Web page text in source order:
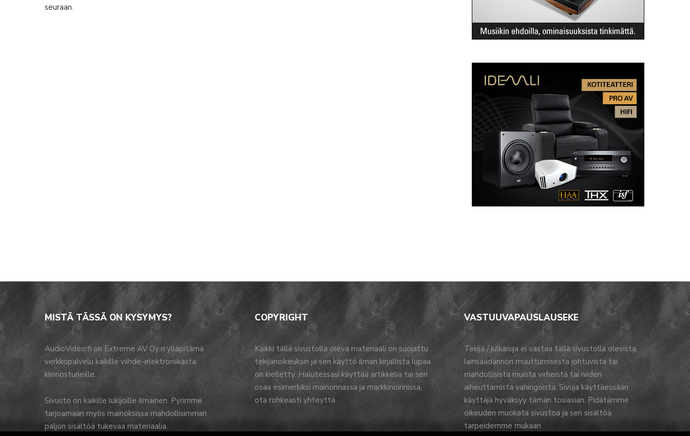
seuraan.
MISTÄ TÄSSÄ ON KYSYMYS?
AudioVideo.fi on Extreme AV Oy:n ylläpitämä
verkkopalvelu kaikille viihde-elektroniikasta
kiinnostuneille.
Sivusto on kaikille lukijoille ilmainen. Pyrimme
tarjoamaan myös mainoksissa mahdollisimman
paljon sisältöä tukevaa materiaalia.
COPYRIGHT
Kaikki tällä sivustolla oleva materiaali on suojattu
tekijänoikeuksin ja sen käyttö ilman kirjallista lupaa
on kielletty. Halutessasi käyttää artikkelia tai sen
osaa esimerkiksi mainonnassa ja markkinoinnissa,
ota rohkeasti yhteyttä.
VASTUUVAPAUSLAUSEKE
Tekijä / julkaisija ei vastaa tällä sivustolla olevista,
lainsäädännön muuttumisesta johtuvista tai
mahdollisista muista virheistä tai niiden
aiheuttamista vahingoista. Sivuja käyttäessään
käyttäjä hyväksyy tämän tosiasian. Pidätämme
oikeuden muokata sivustoa ja sen sisältöä
tarpeidemme mukaan.